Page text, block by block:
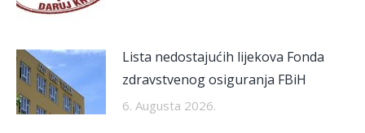
Lista nedostajućih lijekova Fonda
zdravstvenog osiguranja FBiH
6. Augusta 2026.